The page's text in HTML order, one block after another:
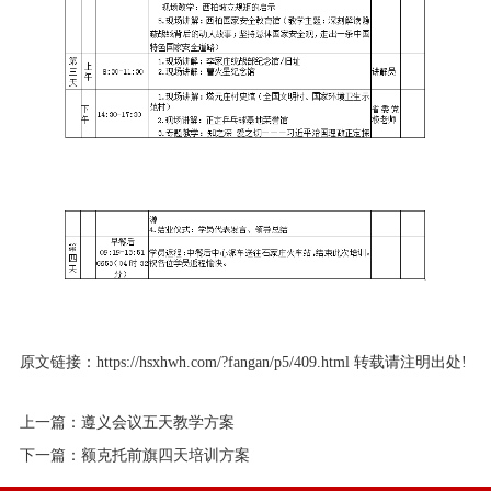
原文链接： https://hsxhwh.com/?fangan/p5/409.html 转载请注明出处!
上一篇： 遵义会议五天教学方案
下一篇： 额克托前旗四天培训方案